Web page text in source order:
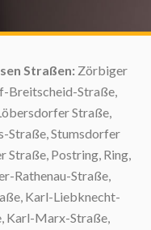
Straßen:Zörbiger
Breitscheid-Straße,
Straße,
Straße, Stumsdorfer
Straße, Postring, Ring,
Rathenau-Straße,
Karl-Liebknecht-
Karl-Marx-Straße,